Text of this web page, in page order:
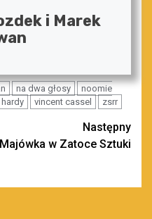
i Marek
na dwa głosy
noomie
vincent cassel zsrr
Następny
Majówka w Zatoce Sztuki